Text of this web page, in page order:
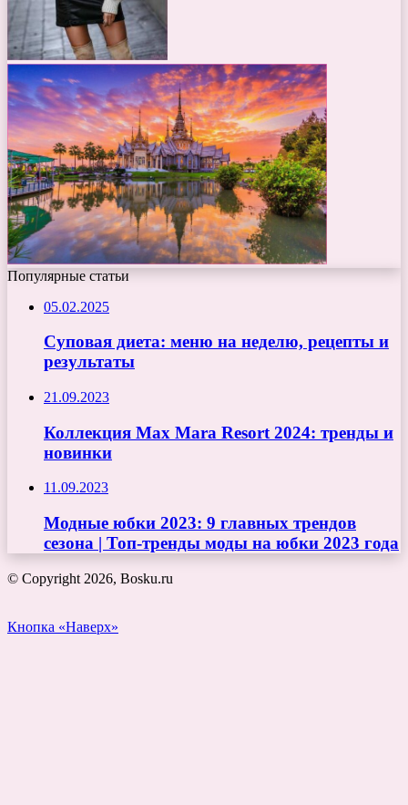
Популярные статьи
05.02.2025
Суповая диета: меню на неделю, рецепты и
результаты
21.09.2023
Коллекция Max Mara Resort 2024: тренды и
новинки
11.09.2023
Модные юбки 2023: 9 главных трендов
сезона | Топ-тренды моды на юбки 2023 года
© Copyright 2026, Bosku.ru
Кнопка «Наверх»